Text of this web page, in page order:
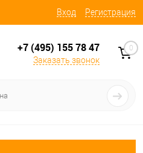
Вход Регистрация
+7 (495) 155 78 47
Заказать звонок
0